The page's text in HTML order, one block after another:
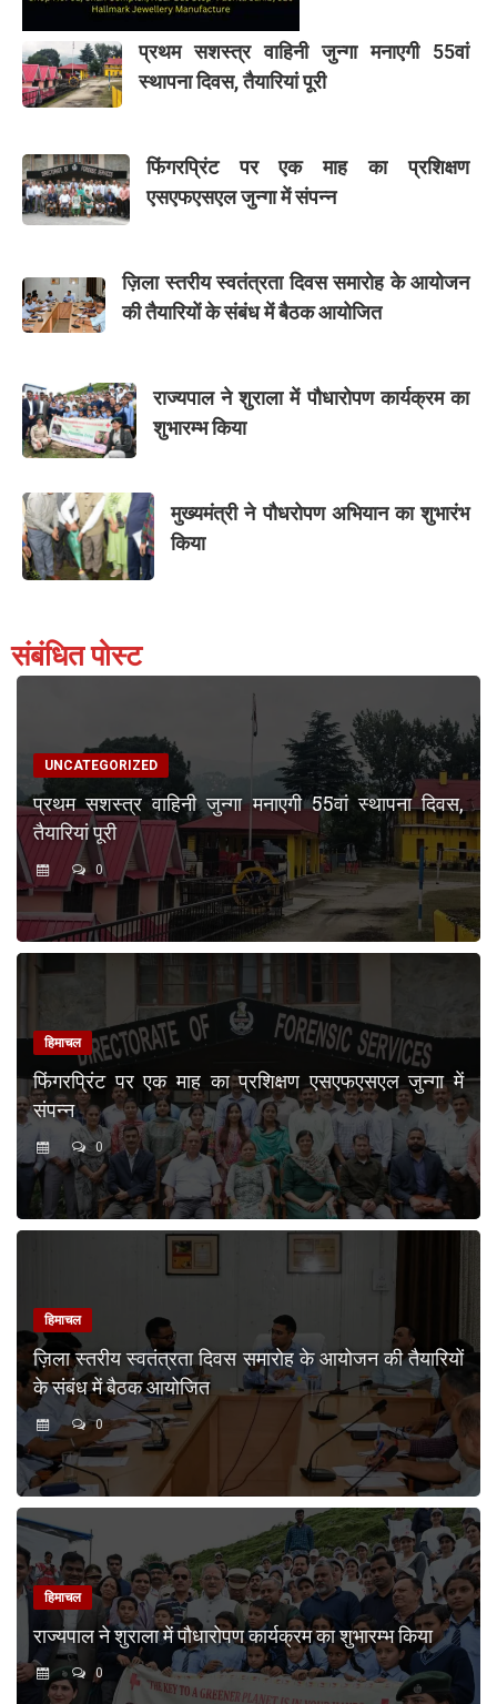
प्रथम सशस्त्र वाहिनी जुन्गा मनाएगी 55वां
स्थापना दिवस, तैयारियां पूरी
फिंगरप्रिंट पर एक माह का प्रशिक्षण
एसएफएसएल जुन्गा में संपन्न
ज़िला स्तरीय स्वतंत्रता दिवस समारोह के आयोजन
की तैयारियों के संबंध में बैठक आयोजित
राज्यपाल ने शुराला में पौधारोपण कार्यक्रम का
शुभारम्भ किया
मुख्यमंत्री ने पौधरोपण अभियान का शुभारंभ
किया
संबंधित पोस्ट
UNCATEGORIZED
प्रथम सशस्त्र वाहिनी जुन्गा मनाएगी 55वां स्थापना दिवस,
तैयारियां पूरी
0
हिमाचल
फिंगरप्रिंट पर एक माह का प्रशिक्षण एसएफएसएल जुन्गा में
संपन्न
0
हिमाचल
ज़िला स्तरीय स्वतंत्रता दिवस समारोह के आयोजन की तैयारियों
के संबंध में बैठक आयोजित
0
हिमाचल
राज्यपाल ने शुराला में पौधारोपण कार्यक्रम का शुभारम्भ किया
0